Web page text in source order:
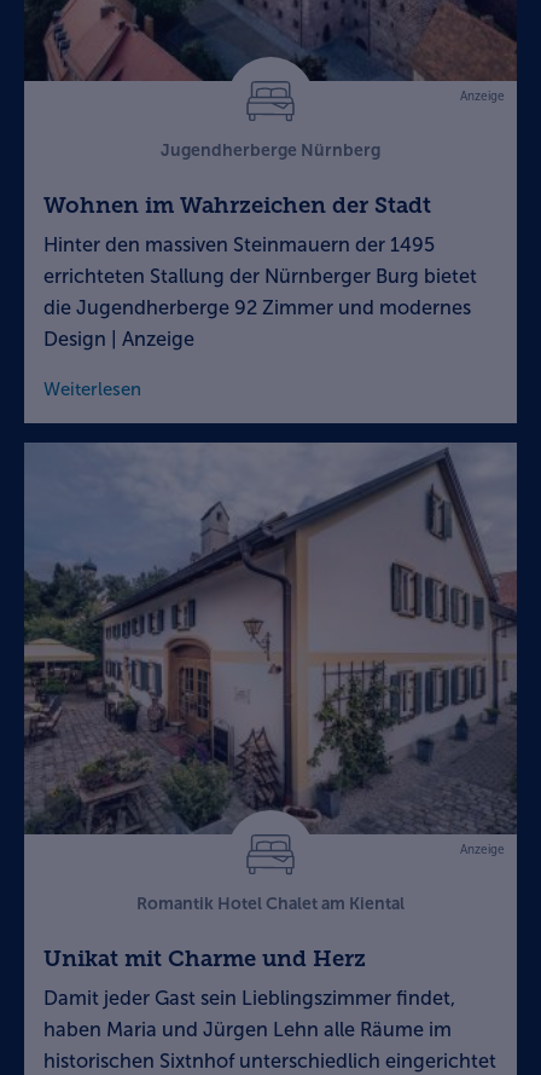
Anzeige
Jugendherberge Nürnberg
Wohnen im Wahrzeichen der Stadt
Hinter den massiven Steinmauern der 1495
errichteten Stallung der Nürnberger Burg bietet
die Jugendherberge 92 Zimmer und modernes
Design | Anzeige
Weiterlesen
Anzeige
Romantik Hotel Chalet am Kiental
Unikat mit Charme und Herz
Damit jeder Gast sein Lieblingszimmer findet,
haben Maria und Jürgen Lehn alle Räume im
historischen Sixtnhof unterschiedlich eingerichtet